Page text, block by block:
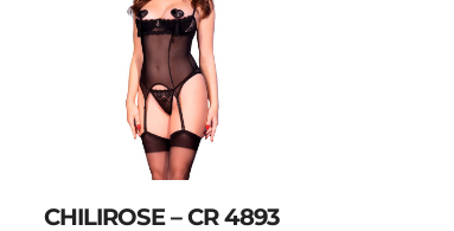
CHILIROSE – CR 4893